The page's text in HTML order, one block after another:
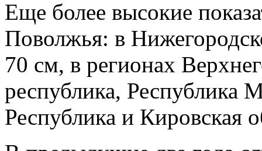
Еще более высокие
Поволжья: в
70 см, в регионах
республика, Республика
Республика и Кировская